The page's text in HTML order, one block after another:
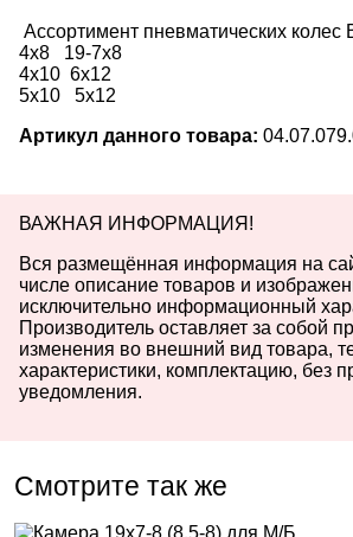
Ассортимент пневматических колес
4х8 19-7х8
4х10 6х12
5х10 5х12
Артикул данного товара:
ВАЖНАЯ ИНФОРМАЦИЯ!
Вся размещённая информация на
числе описание товаров и
исключительно информационный
Производитель оставляет за собой
изменения во внешний вид товара,
характеристики, комплектацию, без
уведомления.
Смотрите так же